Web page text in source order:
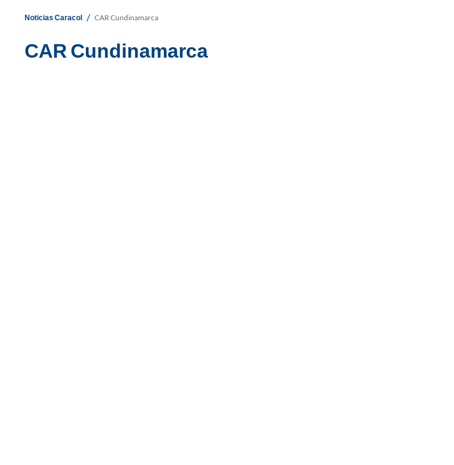
Noticias Caracol / CAR Cundinamarca
CAR Cundinamarca